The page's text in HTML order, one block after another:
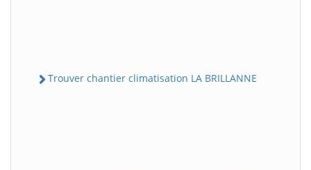
Trouver chantier climatisation LA BRILLANNE